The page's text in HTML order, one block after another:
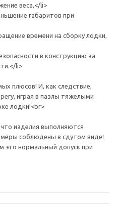
веса,</li>
габаритов при
времени на сборку лодки,
в конструкцию за
li>
плюсов! И, как следствие,
играя в пазлы тяжелыми
лодки!<br>
изделия выполняются
соблюдены в сдутом виде!
это нормальный допуск при